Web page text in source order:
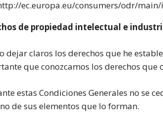
ec.europa.eu/consumers/odr/main/
de propiedad intelectual e
dejar claros los derechos que he
que conozcamos los derechos que
estas Condiciones Generales no se
de sus elementos que lo forman.